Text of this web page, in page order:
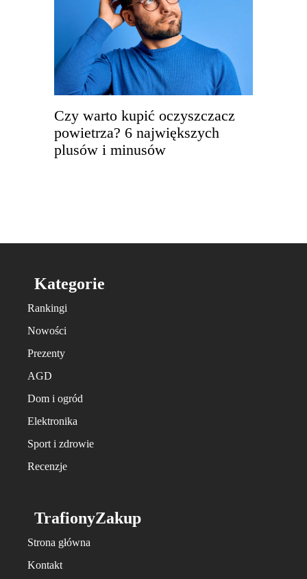
Czy warto kupić oczyszczacz
powietrza? 6 największych
plusów i minusów
Kategorie
Rankingi
Nowości
Prezenty
AGD
Dom i ogród
Elektronika
Sport i zdrowie
Recenzje
TrafionyZakup
Strona główna
Kontakt